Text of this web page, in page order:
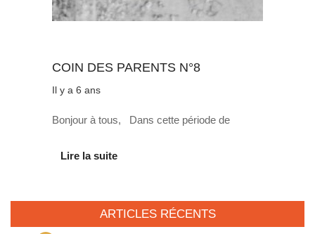
COIN DES PARENTS N°8
Il y a 6 ans
Bonjour à tous, Dans cette période de
Lire la suite
ARTICLES RÉCENTS